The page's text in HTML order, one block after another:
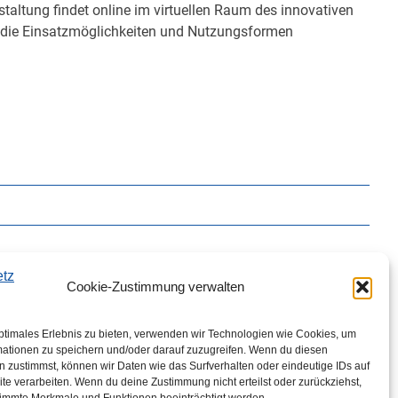
Cookie-Zustimmung verwalten
Erlebnis zu bieten, verwenden wir Technologien wie Cookies, um
zu speichern und/oder darauf zuzugreifen. Wenn du diesen
zustimmst, können wir Daten wie das Surfverhalten oder eindeutige IDs auf
verarbeiten. Wenn du deine Zustimmung nicht erteilst oder zurückziehst,
findet online im virtuellen Raum des innovativen
Einsatzmöglichkeiten und Nutzungsformen